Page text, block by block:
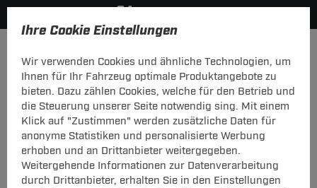
Ihre Cookie Einstellungen
Wir verwenden Cookies und ähnliche Technologien, um
Ihnen für Ihr Fahrzeug optimale Produktangebote zu
bieten. Dazu zählen Cookies, welche für den Betrieb und
die Steuerung unserer Seite notwendig sing. Mit einem
Klick auf "Zustimmen" werden zusätzliche Daten für
anonyme Statistiken und personalisierte Werbung
erhoben und an Drittanbieter weitergegeben.
Weitergehende Informationen zur Datenverarbeitung
durch Drittanbieter, erhalten Sie in den Einstellungen
Mein Konto
Falls Sie schon Kunde bei uns sind, melden Sie sich bitte
hier mit Ihrer E-Mail-Adresse und Ihrem Passwort an.
Ich bin bereits Kunde
Bitte mit E-Mail-Adresse und Passwort hier anmelden.